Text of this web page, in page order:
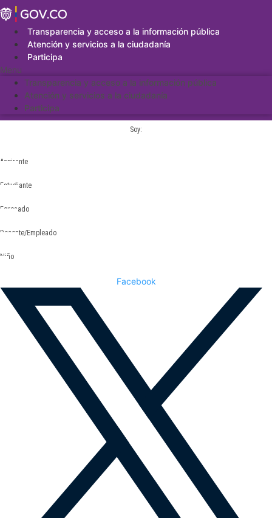
Saltar
al
contenidoTransparencia y acceso a la información pública
Atención y servicios a la ciudadanía
Participa
Menu
Transparencia y acceso a la información pública
Atención y servicios a la ciudadanía
Participa
Soy:
Aspirante
Estudiante
Egresado
Docente/Empleado
Niño
Facebook